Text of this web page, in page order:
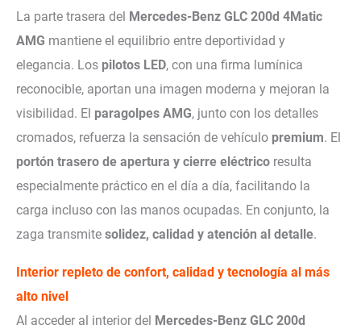
La parte trasera del Mercedes-Benz GLC 200d 4Matic
AMG mantiene el equilibrio entre deportividad y
elegancia. Los pilotos LED, con una firma lumínica
reconocible, aportan una imagen moderna y mejoran la
visibilidad. El paragolpes AMG, junto con los detalles
cromados, refuerza la sensación de vehículo premium. El
portón trasero de apertura y cierre eléctrico resulta
especialmente práctico en el día a día, facilitando la
carga incluso con las manos ocupadas. En conjunto, la
zaga transmite solidez, calidad y atención al detalle.
Interior repleto de confort, calidad y tecnología al más
alto nivel
Al acceder al interior del Mercedes-Benz GLC 200d